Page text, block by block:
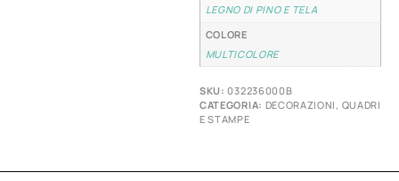
LEGNO DI PINO E TELA
COLORE
MULTICOLORE
SKU:032236000B
CATEGORIA: DECORAZIONI QUADRI
E STAMPE